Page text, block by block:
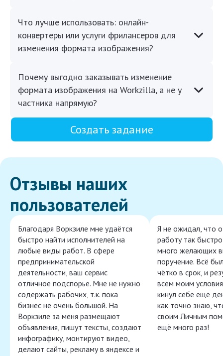
Что лучше использовать: онлайн-
конвертеры или услуги фрилансеров для
изменения формата изображения?
Почему выгодно заказывать изменение
формата изображения на Workzilla, а не у
частника напрямую?
Создать задание
Отзывы наших
пользователей
Благодаря Воркзиле мне удаётся
быстро найти исполнителей на
любые виды работ. В сфере
предпринимательской
деятельности, ваш сервис
отличное подспорье. Мне не нужно
содержать рабочих, т.к. пока
бизнес не очень большой. На
Воркзиле за меня размещают
объявления, пишут тексты, создают
инфографику, монтируют видео,
делают сайты, рекламу в яндексе и
Я не ожидал, что
работу так
много желающих
поручение. Всё
чётко в срок, и
всем моим
кинул себе ещё
как точно знаю,
своим Личным
ещё много раз!